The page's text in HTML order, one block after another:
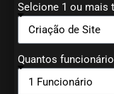
Selcione 1 ou mais
Quantos